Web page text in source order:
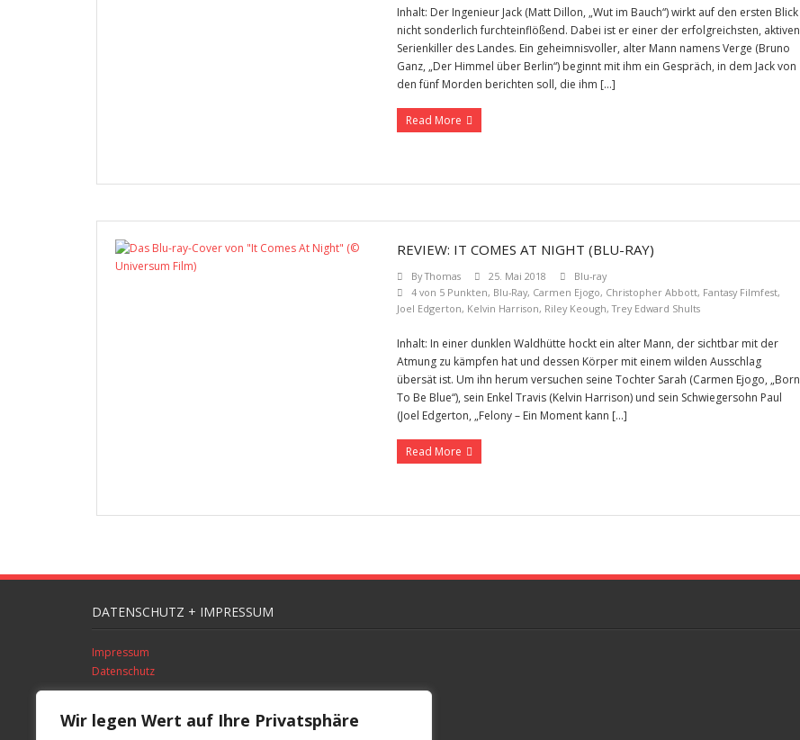
Wir legen Wert auf Ihre Privatsphäre
Inhalt: Der Ingenieur Jack (Matt Dillon, „Wut im Bauch“) wirkt auf den ersten Blick
nicht sonderlich furchteinflößend. Dabei ist er einer der erfolgreichsten, aktiven
Serienkiller des Landes. Ein geheimnisvoller, alter Mann namens Verge (Bruno
Ganz, „Der Himmel über Berlin“) beginnt mit ihm ein Gespräch, in dem Jack von
den fünf Morden berichten soll, die ihm […]
Read More
REVIEW: IT COMES AT NIGHT (BLU-RAY)
ByThomas 25. Mai 2018
Blu-ray
4 von 5 Punkten, Blu-Ray, Carmen Ejogo, Christopher Abbott, Fantasy Filmfest,
Joel Edgerton, Kelvin Harrison, Riley Keough,Trey Edward Shults
Inhalt: In einer dunklen Waldhütte hockt ein alter Mann, der sichtbar mit der
Atmung zu kämpfen hat und dessen Körper mit einem wilden Ausschlag
übersät ist. Um ihn herum versuchen seine Tochter Sarah (Carmen Ejogo, „Born
To Be Blue“), sein Enkel Travis (Kelvin Harrison) und sein Schwiegersohn Paul
(Joel Edgerton, „Felony – Ein Moment kann […]
Read More
DATENSCHUTZ + IMPRESSUM
Impressum
Datenschutz